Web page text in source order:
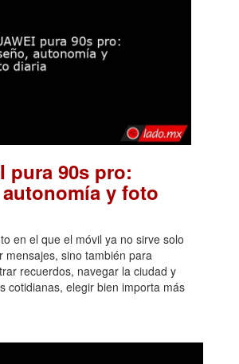
pura 90s pro:
y foto
en el que el móvil ya no sirve solo
mensajes, sino también para
recuerdos, navegar la ciudad y
cotidianas, elegir bien importa más